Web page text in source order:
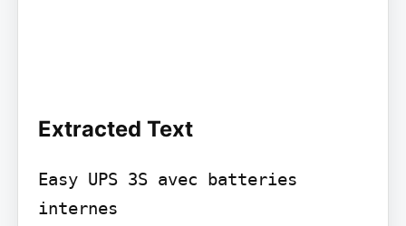
Extracted Text
Easy UPS 3S avec batteries
internes